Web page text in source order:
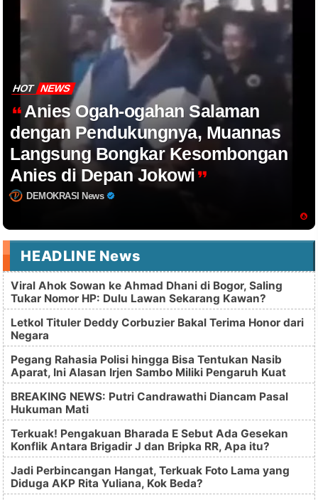
HOT NEWS
Anies Ogah-ogahan Salaman
dengan Pendukungnya, Muannas
Langsung Bongkar Kesombongan
Anies di Depan Jokowi
DEMOKRASI News
HEADLINE News
Viral Ahok Sowan ke Ahmad Dhani di Bogor, Saling
Tukar Nomor HP: Dulu Lawan Sekarang Kawan?
Letkol Tituler Deddy Corbuzier Bakal Terima Honor dari
Negara
Pegang Rahasia Polisi hingga Bisa Tentukan Nasib
Aparat, Ini Alasan Irjen Sambo Miliki Pengaruh Kuat
BREAKING NEWS: Putri Candrawathi Diancam Pasal
Hukuman Mati
Terkuak! Pengakuan Bharada E Sebut Ada Gesekan
Konflik Antara Brigadir J dan Bripka RR, Apa itu?
Jadi Perbincangan Hangat, Terkuak Foto Lama yang
Diduga AKP Rita Yuliana, Kok Beda?